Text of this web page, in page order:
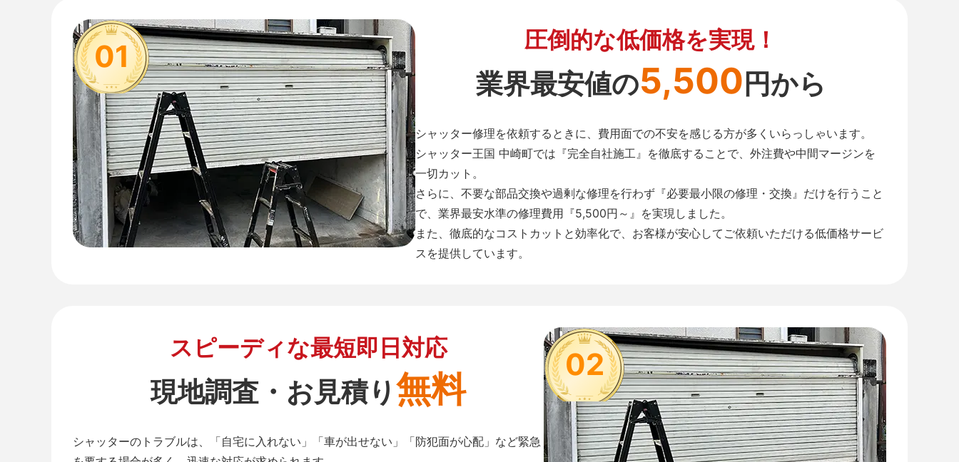
01 圧倒的な低価格を実現！
業界最安値の5,500円から
シャッター修理を依頼するときに、費用面での不安を感じる方が多くいらっしゃいます。
シャッター王国 中崎町では『完全自社施工』を徹底することで、外注費や中間マージンを
一切カット。
さらに、不要な部品交換や過剰な修理を行わず『必要最小限の修理・交換』だけを行うこと
で、業界最安水準の修理費用『5,500円～』を実現しました。
また、徹底的なコストカットと効率化で、お客様が安心してご依頼いただける低価格サービ
スを提供しています。
02
スピーディな最短即日対応
現地調査・お見積り無料
シャッターのトラブルは、「自宅に入れない」「車が出せない」「防犯面が心配」など緊急